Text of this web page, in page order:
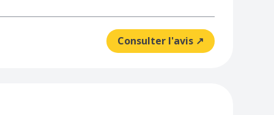
Consulter l'avis ↗